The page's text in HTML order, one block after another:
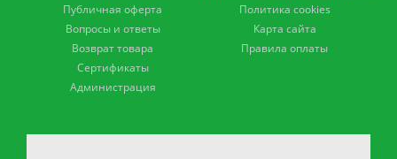
Публичная оферта
Вопросы и ответы
Возврат товара
Сертификаты
Администрация
Политика cookies
Карта сайта
Правила оплаты